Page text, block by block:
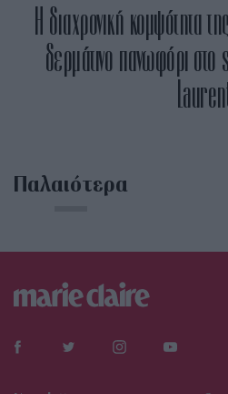
Η διαχρονική κομψότητα
δερμάτινο πανωφόρι
Παλαιότερα